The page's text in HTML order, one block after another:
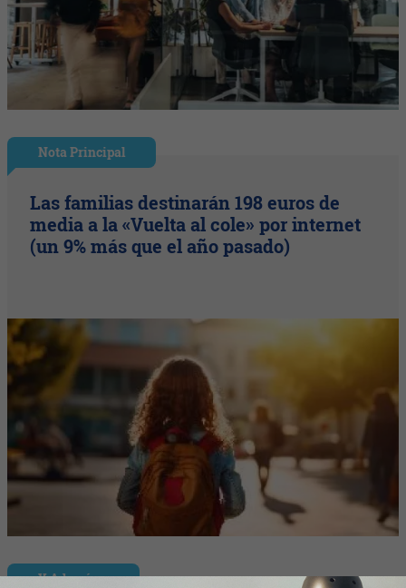
Nota Principal
Las familias destinarán 198 euros de
media a la «Vuelta al cole» por internet
(un 9% más que el año pasado)
Y Además...